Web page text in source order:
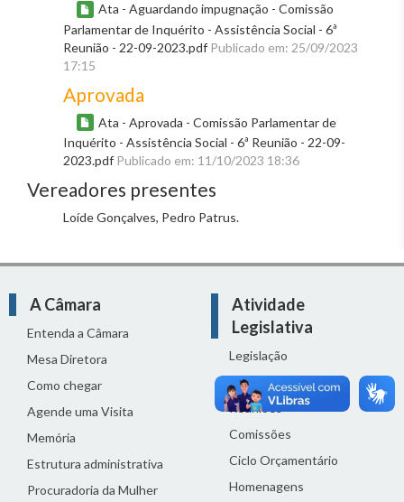
Ata - Aguardando impugnação - Comissão
Parlamentar de Inquérito - Assistência Social - 6ª
Reunião - 22-09-2023.pdf Publicado em: 25/09/2023
17:15
Aprovada
Ata - Aprovada - Comissão Parlamentar de
Inquérito - Assistência Social - 6ª Reunião - 22-09-
2023.pdf Publicado em: 11/10/2023 18:36
Vereadores presentes
Loíde Gonçalves, Pedro Patrus.
A Câmara
Entenda a Câmara
Mesa Diretora
Como chegar
Agende uma Visita
Memória
Estrutura administrativa
Procuradoria da Mulher
Atividade
Legislativa
Legislação
Proposições
Reuniões
Comissões
Ciclo Orçamentário
Homenagens